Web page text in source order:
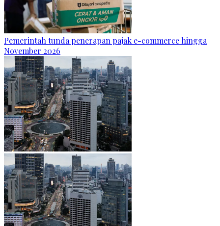
Pemerintah tunda penerapan pajak e-commerce hingga
November 2026